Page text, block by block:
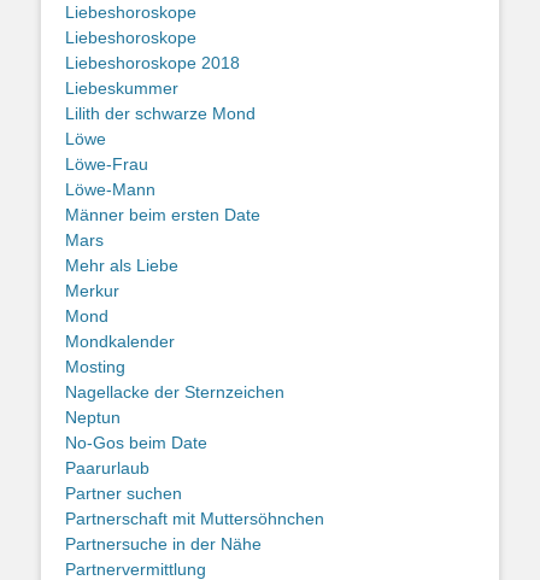
Liebeshoroskope
Liebeshoroskope
Liebeshoroskope 2018
Liebeskummer
Lilith der schwarze Mond
Löwe
Löwe-Frau
Löwe-Mann
Männer beim ersten Date
Mars
Mehr als Liebe
Merkur
Mond
Mondkalender
Mosting
Nagellacke der Sternzeichen
Neptun
No-Gos beim Date
Paarurlaub
Partner suchen
Partnerschaft mit Muttersöhnchen
Partnersuche in der Nähe
Partnervermittlung